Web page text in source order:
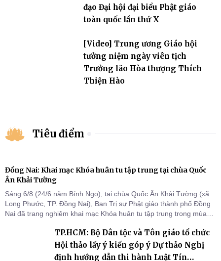
đạo Đại hội đại biểu Phật giáo
toàn quốc lần thứ X
[Video] Trung ương Giáo hội
tưởng niệm ngày viên tịch
Trưởng lão Hòa thượng Thích
Thiện Hào
Tiêu điểm
Đồng Nai: Khai mạc Khóa huân tu tập trung tại chùa Quốc
Ân Khải Tường
Sáng 6/8 (24/6 năm Bính Ngọ), tại chùa Quốc Ân Khải Tường (xã
Long Phước, TP. Đồng Nai), Ban Trị sự Phật giáo thành phố Đồng
Nai đã trang nghiêm khai mạc Khóa huân tu tập trung trong mùa
chỗ khu vực VII, VIII và trường hạ chùa Quốc Ân Khải Tường.
TP.HCM: Bộ Dân tộc và Tôn giáo tổ chức
Hội thảo lấy ý kiến góp ý Dự thảo Nghị
định hướng dẫn thi hành Luật Tín